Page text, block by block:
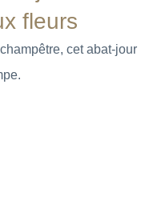
fleurs
cet abat-jour